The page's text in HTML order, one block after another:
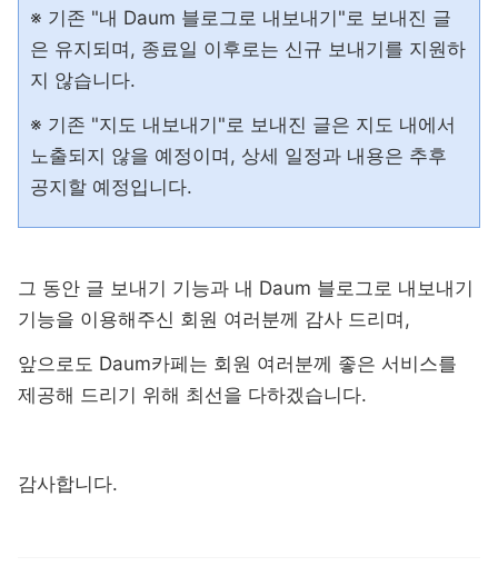
※ 기존 "내 Daum 블로그로 내보내기"로 보내진 글
은 유지되며, 종료일 이후로는 신규 보내기를 지원하
지 않습니다.
※ 기존 "지도 내보내기"로 보내진 글은 지도 내에서
노출되지 않을 예정이며, 상세 일정과 내용은 추후
공지할 예정입니다.
그 동안 글 보내기 기능과 내 Daum 블로그로 내보내기
기능을 이용해주신 회원 여러분께 감사 드리며,
앞으로도 Daum카페는 회원 여러분께 좋은 서비스를
제공해 드리기 위해 최선을 다하겠습니다.
감사합니다.